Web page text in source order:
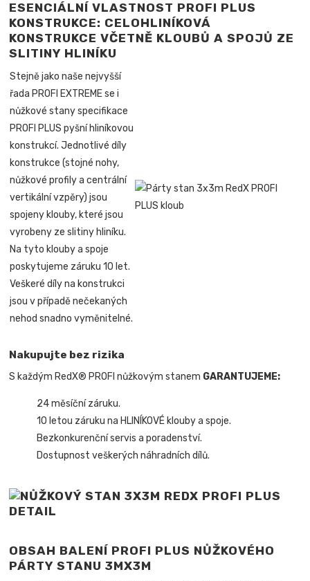
ESENCIÁLNÍ VLASTNOST PROFI PLUS
KONSTRUKCE: CELOHLINÍKOVÁ
KONSTRUKCE VČETNĚ KLOUBŮ A SPOJŮ ZE
SLITINY HLINÍKU
Stejně jako naše nejvyšší
řada PROFI EXTREME se i
nůžkové stany specifikace
PROFI PLUS pyšní hliníkovou
konstrukcí. Jednotlivé díly
konstrukce (stojné nohy,
nůžkové profily a centrální
vertikální vzpěry) jsou
spojeny klouby, které jsou
vyrobeny ze slitiny hliníku.
Na tyto klouby a spoje
poskytujeme záruku 10 let.
Veškeré díly na konstrukci
jsou v případě nečekaných
nehod snadno vyměnitelné.
Nakupujte bez rizika
S každým RedX® PROFI nůžkovým stanem GARANTUJEME:
24 měsíční záruku.
10 letou záruku na HLINÍKOVÉ klouby a spoje.
Bezkonkurenční servis a poradenství.
Dostupnost veškerých náhradních dílů.
OBSAH BALENÍ PROFI PLUS NŮŽKOVÉHO
PÁRTY STANU 3MX3M